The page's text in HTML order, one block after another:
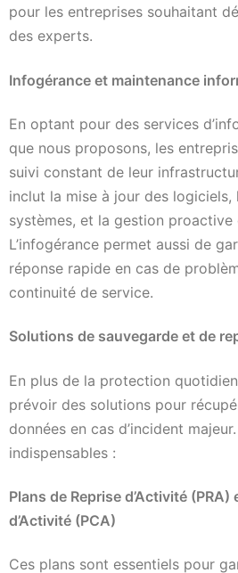
pour les entreprises souhaitant
des experts.
Infogérance et maintenance
En optant pour des services
que nous proposons, les
suivi constant de leur
inclut la mise à jour des logiciels,
systèmes, et la gestion proactive
L’infogérance permet aussi de
réponse rapide en cas de
continuité de service.
Solutions de sauvegarde et de
En plus de la protection
prévoir des solutions pour
données en cas d’incident
indispensables :
Plans de Reprise d’Activité
d’Activité (PCA)
Ces plans sont essentiels pour